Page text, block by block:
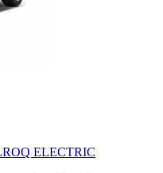
ELECTRIC